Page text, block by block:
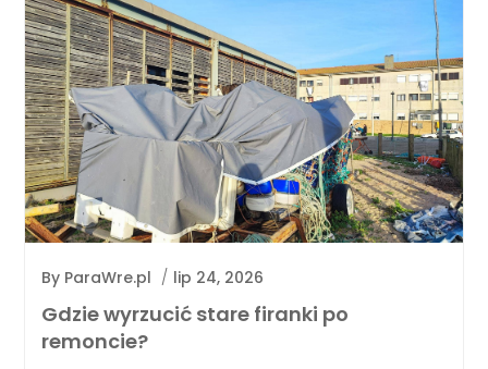
By ParaWre.pl / lip 24, 2026
Gdzie wyrzucić stare firanki po
remoncie?